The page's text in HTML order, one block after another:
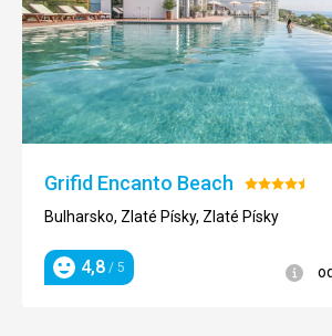
Grifid Encanto Beach
4.5/5
Bulharsko, Zlaté Písky, Zlaté Písky
Hodnocení
4,8 / 5 od